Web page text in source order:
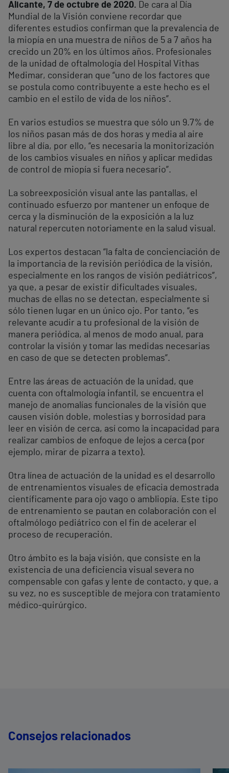
Alicante, 7 de octubre de 2020. De cara al Día
Mundial de la Visión conviene recordar que
diferentes estudios confirman que la prevalencia de
la miopía en una muestra de niños de 5 a 7 años ha
crecido un 20% en los últimos años. Profesionales
de la unidad de oftalmología del Hospital Vithas
Medimar, consideran que “uno de los factores que
se postula como contribuyente a este hecho es el
cambio en el estilo de vida de los niños”.
En varios estudios se muestra que sólo un 9.7% de
los niños pasan más de dos horas y media al aire
libre al día, por ello, “es necesaria la monitorización
de los cambios visuales en niños y aplicar medidas
de control de miopía si fuera necesario”.
La sobreexposición visual ante las pantallas, el
continuado esfuerzo por mantener un enfoque de
cerca y la disminución de la exposición a la luz
natural repercuten notoriamente en la salud visual.
Los expertos destacan “la falta de concienciación de
la importancia de la revisión periódica de la visión,
especialmente en los rangos de visión pediátricos”,
ya que, a pesar de existir dificultades visuales,
muchas de ellas no se detectan, especialmente si
sólo tienen lugar en un único ojo. Por tanto, “es
relevante acudir a tu profesional de la visión de
manera periódica, al menos de modo anual, para
controlar la visión y tomar las medidas necesarias
en caso de que se detecten problemas”.
Entre las áreas de actuación de la unidad, que
cuenta con oftalmología infantil, se encuentra el
manejo de anomalías funcionales de la visión que
causen visión doble, molestias y borrosidad para
leer en visión de cerca, así como la incapacidad para
realizar cambios de enfoque de lejos a cerca (por
ejemplo, mirar de pizarra a texto).
Otra línea de actuación de la unidad es el desarrollo
de entrenamientos visuales de eficacia demostrada
científicamente para ojo vago o ambliopía. Este tipo
de entrenamiento se pautan en colaboración con el
oftalmólogo pediátrico con el fin de acelerar el
proceso de recuperación.
Otro ámbito es la baja visión, que consiste en la
existencia de una deficiencia visual severa no
compensable con gafas y lente de contacto, y que, a
su vez, no es susceptible de mejora con tratamiento
médico-quirúrgico.
Consejos relacionados